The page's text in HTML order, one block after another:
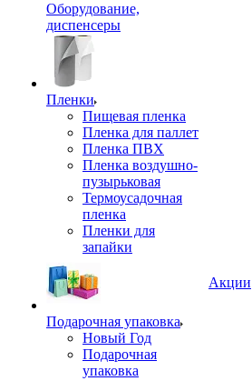
Оборудование,
диспенсеры
Пленки
Пищевая пленка
Пленка для паллет
Пленка ПВХ
Пленка воздушно-
пузырьковая
Термоусадочная
пленка
Пленки для
запайки
Подарочная упаковка
Новый Год
Подарочная
упаковка
Акции